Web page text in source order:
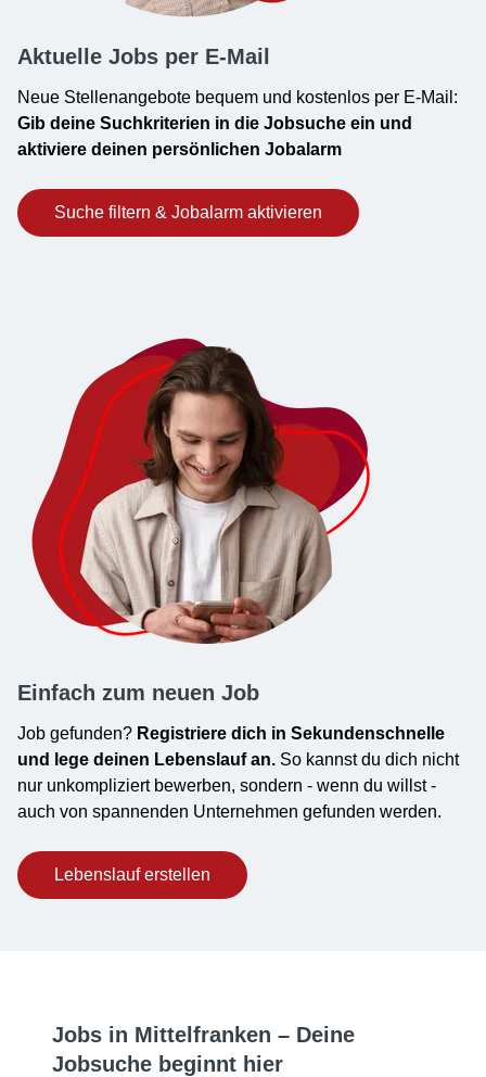
Aktuelle Jobs per E-Mail
Neue Stellenangebote bequem und kostenlos per E-Mail:
Gib deine Suchkriterien in die Jobsuche ein und
aktiviere deinen persönlichen Jobalarm
Suche filtern & Jobalarm aktivieren
Einfach zum neuen Job
Job gefunden? Registriere dich in Sekundenschnelle
und lege deinen Lebenslauf an. So kannst du dich nicht
nur unkompliziert bewerben, sondern - wenn du willst -
auch von spannenden Unternehmen gefunden werden.
Lebenslauf erstellen
Jobs in Mittelfranken – Deine
Jobsuche beginnt hier